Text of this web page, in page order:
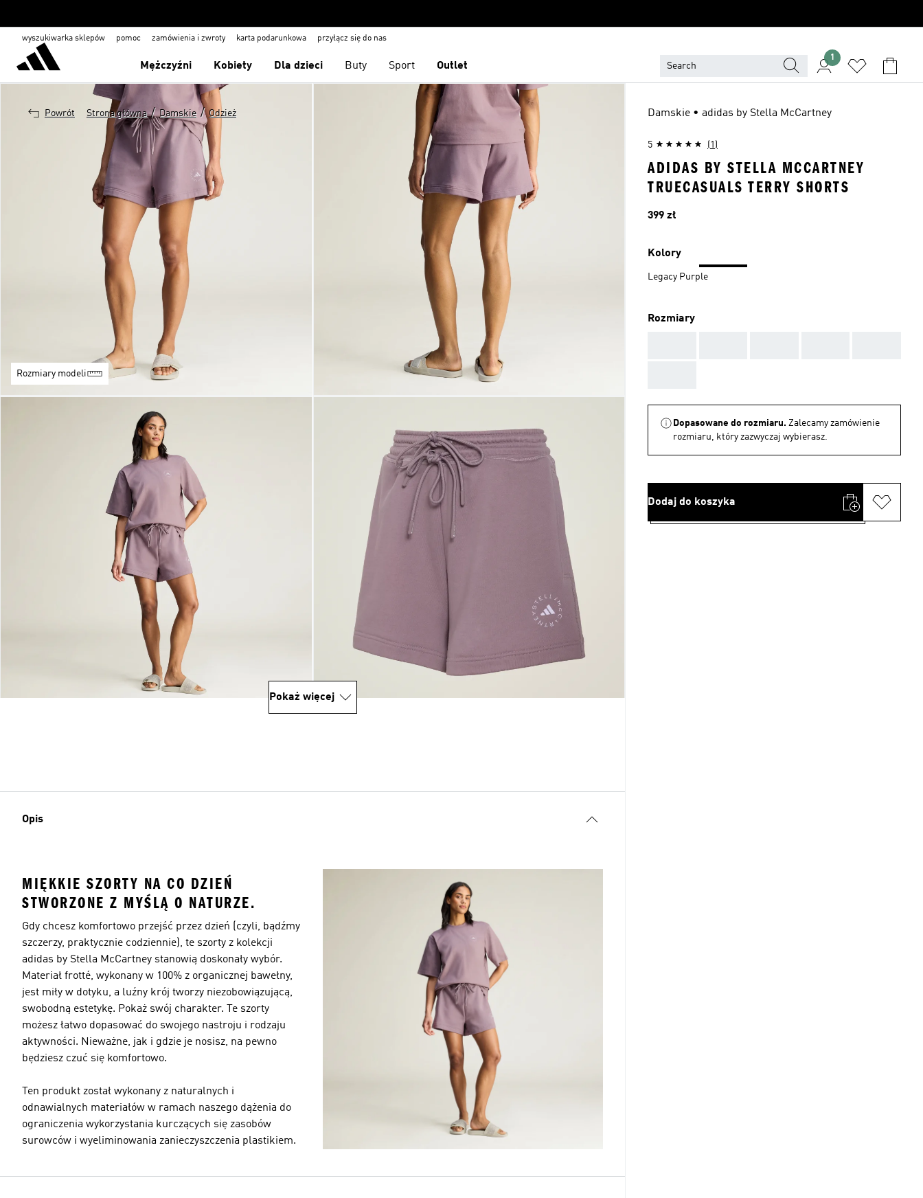
wyszukiwarka sklepów pomoc zamówienia i zwroty karta podarunkowa przyłącz się do nas
Mężczyźni Kobiety Dla dzieci Buty Sport Outlet
1
Powrót Strona główna / Damskie / Odzież
Rozmiary modeli
Pokaż więcej
Opis
MIĘKKIE SZORTY NA CO DZIEŃ
STWORZONE Z MYŚLĄ O NATURZE.
Gdy chcesz komfortowo przejść przez dzień (czyli, bądźmy
szczerzy, praktycznie codziennie), te szorty z kolekcji
adidas by Stella McCartney stanowią doskonały wybór.
Materiał frotté, wykonany w 100% z organicznej bawełny,
jest miły w dotyku, a luźny krój tworzy niezobowiązującą,
swobodną estetykę. Pokaż swój charakter. Te szorty
możesz łatwo dopasować do swojego nastroju i rodzaju
aktywności. Nieważne, jak i gdzie je nosisz, na pewno
będziesz czuć się komfortowo.
Ten produkt został wykonany z naturalnych i
odnawialnych materiałów w ramach naszego dążenia do
ograniczenia wykorzystania kurczących się zasobów
surowców i wyeliminowania zanieczyszczenia plastikiem.
Damskie • adidas by Stella McCartney
5 (1)
ADIDAS BY STELLA MCCARTNEY
TRUECASUALS TERRY SHORTS
Cena
399 zł
Kolory
Legacy Purple
Rozmiary
Dopasowane do rozmiaru. Zalecamy zamówienie
rozmiaru, który zazwyczaj wybierasz.
Dodaj do koszyka